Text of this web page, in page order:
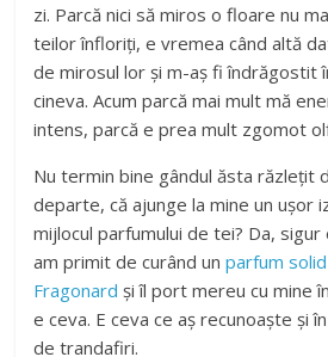
zi. Parcă nici să miros o floare nu
teilor înfloriți, e vremea când altă
de mirosul lor și m-aș fi îndrăgostit
cineva. Acum parcă mai mult mă
intens, parcă e prea mult zgomot
Nu termin bine gândul ăsta răzlețit
departe, că ajunge la mine un ușor
mijlocul parfumului de tei? Da,
am primit de curând unparfum
Fragonard și îl port mereu cu mine
e ceva. E ceva ce aș recunoaște și
de trandafiri.